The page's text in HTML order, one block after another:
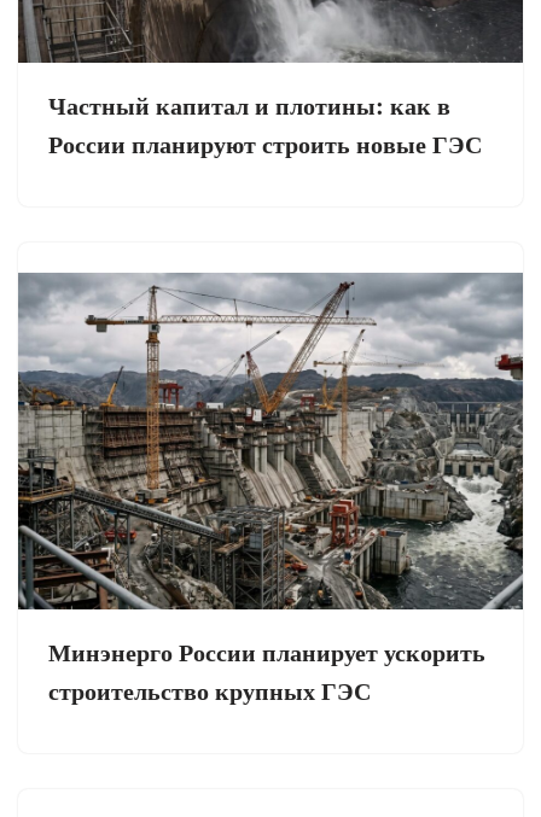
Частный капитал и плотины: как в
России планируют строить новые ГЭС
Минэнерго России планирует ускорить
строительство крупных ГЭС